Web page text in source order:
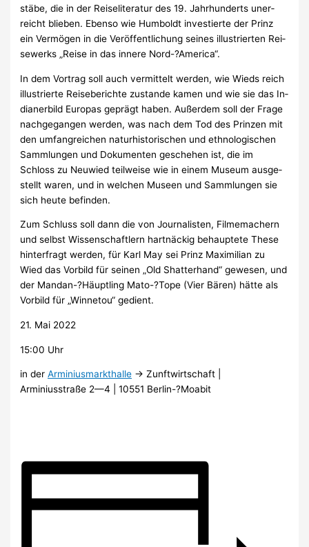
stä­be, die in der Rei­se­li­te­ra­tur des 19. Jahr­hun­derts un­er­
reicht blieb­en. Eben­so wie Hum­boldt in­ves­tier­te der Prinz
ein Ver­mö­gen in die Ver­öf­fent­li­chung sei­nes il­lus­trier­ten Rei­
se­werks „Rei­se in das in­ne­re Nord-?Ame­ri­ca“.
In dem Vortrag soll auch vermittelt werden, wie Wieds reich
illustrierte Rei­se­be­rich­te zu­stan­de ka­men und wie sie das In­
dia­ner­bild Eu­ro­pas ge­prägt ha­ben. Au­ßer­dem soll der Fra­ge
nach­ge­gan­gen wer­den, was nach dem Tod des Prin­zen mit
den um­fang­rei­chen na­tur­his­to­ri­schen und eth­no­lo­gi­schen
Samm­lun­gen und Do­ku­men­ten ge­sche­hen ist, die im
Schloss zu Neu­wied teil­wei­se wie in ei­nem Mu­se­um aus­ge­
stellt wa­ren, und in wel­chen Mu­seen und Samm­lun­gen sie
sich heu­te be­fin­den.
Zum Schluss soll dann die von Journalisten, Filmemachern
und selbst Wis­sen­schaft­lern hart­nä­ckig be­haup­te­te The­se
hin­ter­fragt wer­den, für Karl May sei Prinz Ma­xi­mi­li­an zu
Wied das Vor­bild für sei­nen „Old Shat­ter­hand“ ge­we­sen, und
der Man­dan-?Häupt­ling Ma­to-?To­pe (Vier Bä­ren) hät­te als
Vor­bild für „Win­ne­tou“ ge­dient.
21. Mai 2022
15:00 Uhr
in derArminiusmarkthalle → Zunftwirtschaft |
Arminiusstraße 2—4 | 10551 Berlin-?Moa­bit